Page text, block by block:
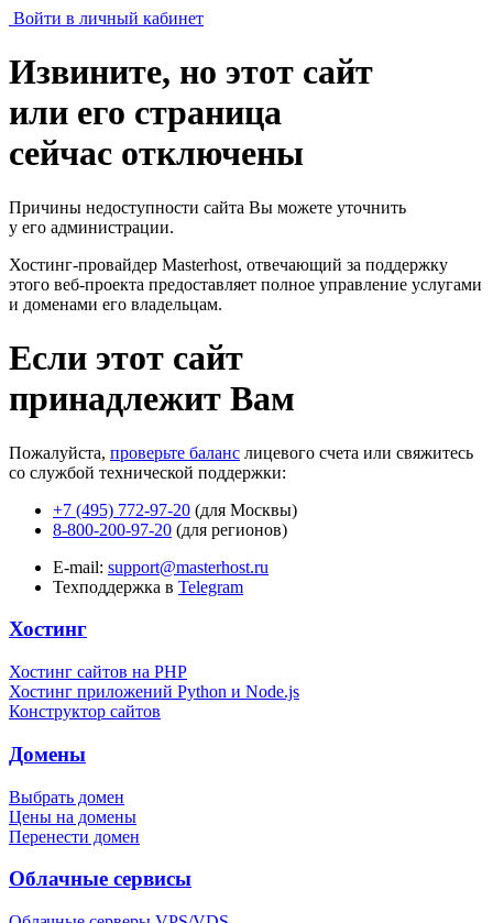
Войти в личный кабинет
Извините, но этот сайт
или его страница
сейчас отключены
Причины недоступности сайта Вы можете уточнить
у его администрации.
Хостинг-провайдер Masterhost, отвечающий за поддержку
этого веб-проекта предоставляет полное управление услугами
и доменами его владельцам.
Если этот сайт
принадлежит Вам
Пожалуйста, проверьте баланс лицевого счета или свяжитесь
со службой технической поддержки:
+7 (495) 772-97-20 (для Москвы)
8-800-200-97-20 (для регионов)
E-mail: support@masterhost.ru
Техподдержка в Telegram
Хостинг
Хостинг сайтов на PHP
Хостинг приложений Python и Node.js
Конструктор сайтов
Домены
Выбрать домен
Цены на домены
Перенести домен
Облачные сервисы